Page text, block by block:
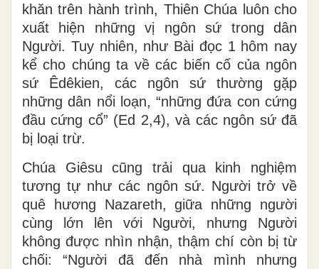
khăn trên hành trình, Thiên Chúa luôn cho
xuất hiện những vị ngôn sứ trong dân
Người. Tuy nhiên, như Bài đọc 1 hôm nay
kể cho chúng ta về các biến cố của ngôn
sứ Êdêkien, các ngôn sứ thường gặp
những dân nổi loạn, “những đứa con cứng
đầu cứng cổ” (Ed 2,4), và các ngôn sứ đã
bị loại trừ.
Chúa Giêsu cũng trải qua kinh nghiệm
tương tự như các ngôn sứ. Người trở về
quê hương Nazareth, giữa những người
cùng lớn lên với Người, nhưng Người
không được nhìn nhận, thậm chí còn bị từ
chối: “Người đã đến nhà mình nhưng